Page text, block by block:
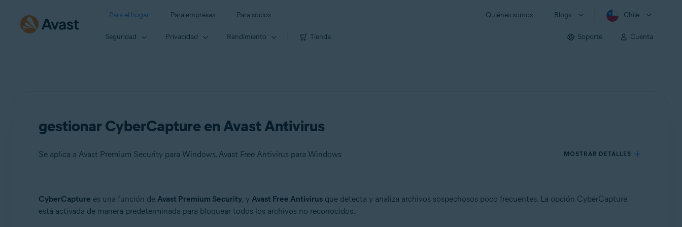
Para el hogar Para empresas Para socios Quiénes somos Blogs Chile
Seguridad Privacidad Rendimiento Tienda Soporte Cuenta
gestionar CyberCapture en Avast Antivirus
Se aplica a Avast Premium Security para Windows, Avast Free Antivirus para Windows MOSTRAR DETALLES
Productos:
Avast Premium Security 22.x para Windows
CyberCapture es una función de Avast Premium Security, y Avast Free Antivirusque detecta y analiza archivos sospechosos poco frecuentes. La opción CyberCapture
está activada de manera predeterminada para bloquear todos los archivos no reconocidos.